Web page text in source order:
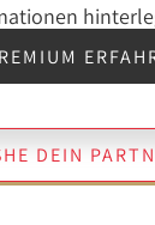
DEIN